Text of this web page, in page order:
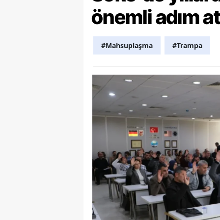
önemli adım
#Mahsuplaşma #Trampa